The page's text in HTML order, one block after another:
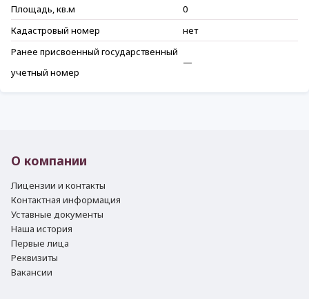
Площадь, кв.м
0
Кадастровый номер
нет
Ранее присвоенный государственный
учетный номер
—
О компании
Лицензии и контакты
Контактная информация
Уставные документы
Наша история
Первые лица
Реквизиты
Вакансии